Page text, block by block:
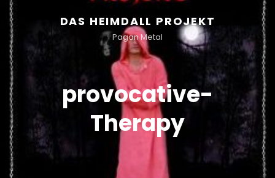
DAS HEIMDALL PROJEKT
Pagan Metal
provocative-
Therapy